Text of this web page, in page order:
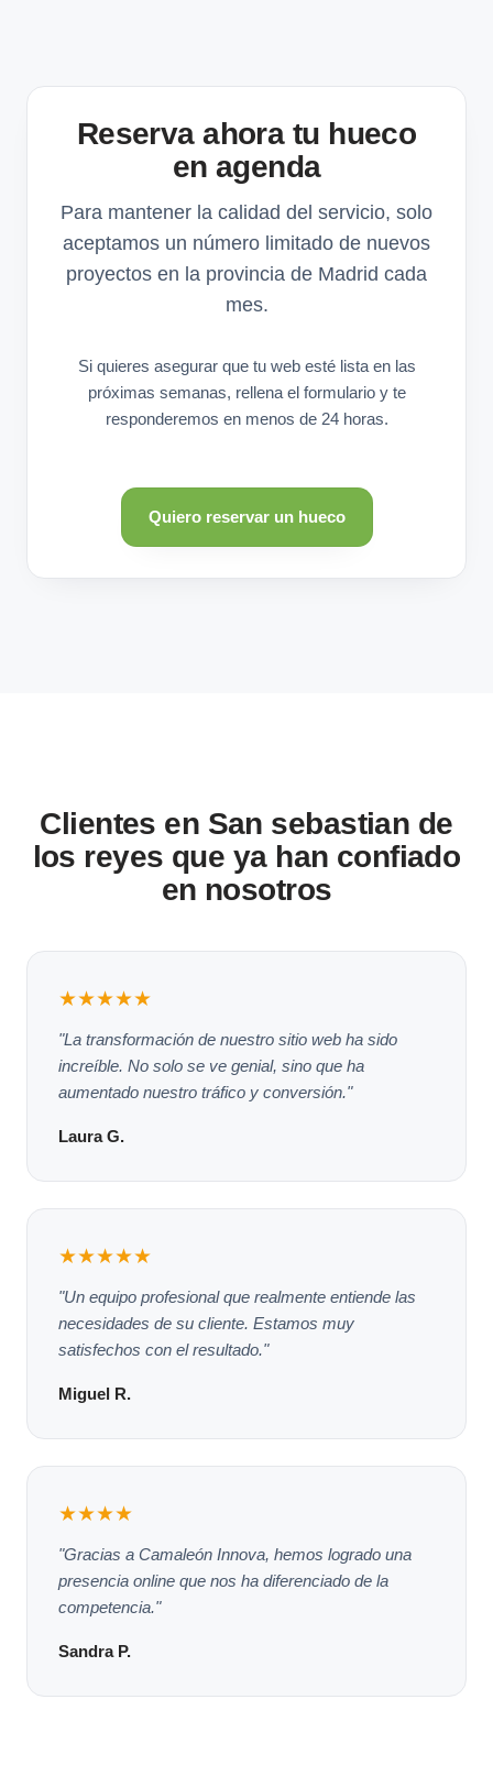
Reserva ahora tu hueco
en agenda
Para mantener la calidad del servicio, solo
aceptamos un número limitado de nuevos
proyectos en la provincia de Madrid cada
mes.
Si quieres asegurar que tu web esté lista en las
próximas semanas, rellena el formulario y te
responderemos en menos de 24 horas.
Quiero reservar un hueco
Clientes en San sebastian de
los reyes que ya han confiado
en nosotros
★★★★★
"La transformación de nuestro sitio web ha sido
increíble. No solo se ve genial, sino que ha
aumentado nuestro tráfico y conversión."
Laura G.
★★★★★
"Un equipo profesional que realmente entiende las
necesidades de su cliente. Estamos muy
satisfechos con el resultado."
Miguel R.
★★★★
"Gracias a Camaleón Innova, hemos logrado una
presencia online que nos ha diferenciado de la
competencia."
Sandra P.